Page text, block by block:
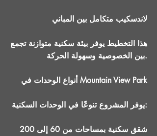
لاندسكيب متكامل بين المباني
هذا التخطيط يوفر بيئة سكنية متوازنة تجمع
بين الخصوصية وسهولة الحركة.
أنواع الوحدات في Mountain View Park
يوفر المشروع تنوعًا في الوحدات السكنية:
شقق سكنية بمساحات من 60 إلى 200